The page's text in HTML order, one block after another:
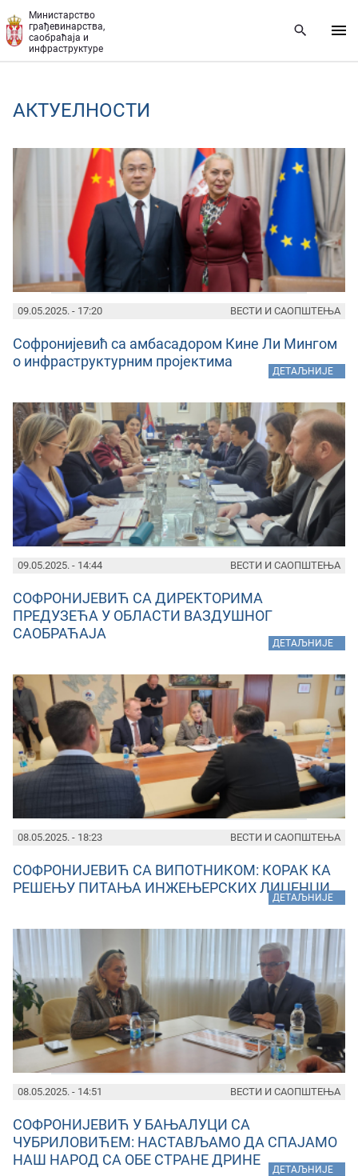
Министарство
грађевинарства,
саобраћаја и
инфраструктуре
AКТУЕЛНОСТИ
09.05.2025. - 17:20
Софронијевић са амбасадором Кине Ли Мингом
о инфраструктурним пројектима
ДЕТАЉНИЈЕ
ВЕСТИ И САОПШТЕЊА
09.05.2025. - 14:44
СОФРОНИЈЕВИЋ СА ДИРЕКТОРИМА
ПРЕДУЗЕЋА У ОБЛАСТИ ВАЗДУШНОГ
САОБРАЋАЈА
ДЕТАЉНИЈЕ
ВЕСТИ И САОПШТЕЊА
08.05.2025. - 18:23
СОФРОНИЈЕВИЋ СА ВИПОТНИКОМ: КОРАК КА
РЕШЕЊУ ПИТАЊА ИНЖЕЊЕРСКИХ ЛИЦЕНЦИ
ДЕТАЉНИЈЕ
ВЕСТИ И САОПШТЕЊА
08.05.2025. - 14:51
СОФРОНИЈЕВИЋ У БАЊАЛУЦИ СА
ЧУБРИЛОВИЋЕМ: НАСТАВЉАМО ДА СПАЈАМО
НАШ НАРОД СА ОБЕ СТРАНЕ ДРИНЕ
ДЕТАЉНИЈЕ
ВЕСТИ И САОПШТЕЊА
PAGES